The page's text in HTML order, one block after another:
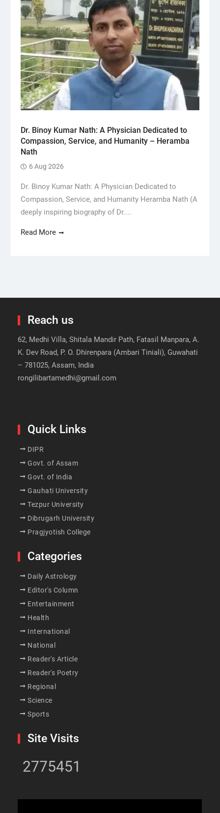
Dr. Binoy Kumar Nath: A Physician Dedicated to
Compassion, Service, and Humanity – Heramba
Nath
6 Aug 2026
Dr. Binoy Kumar Nath: A Physician Dedicated to
Compassion, Service, and Humanity Heramba Nath (A
deeply inspiring biography of Dr....
Read More
Reach us
62, Medhi Villa, Shitala Mandir Path, Fatasil Manpara, A.
K. Dev Road, P. O. Dhirenpara (Ambari Tiniali), Guwahati
– 781025, Assam, India
rongilibartamedhi@gmail.com
Quick Links
DIPR
Govt. of Assam
Govt. of India
Gauhati University
Tezpur University
Dibrugarh University
Pragjyotish College
Categories
Daily Astrology
Editor's Column
Entertainment
Health
International
National
Reader's Article
Reader's Poetry
Regional
Science
Sports
Site Visits
2775451